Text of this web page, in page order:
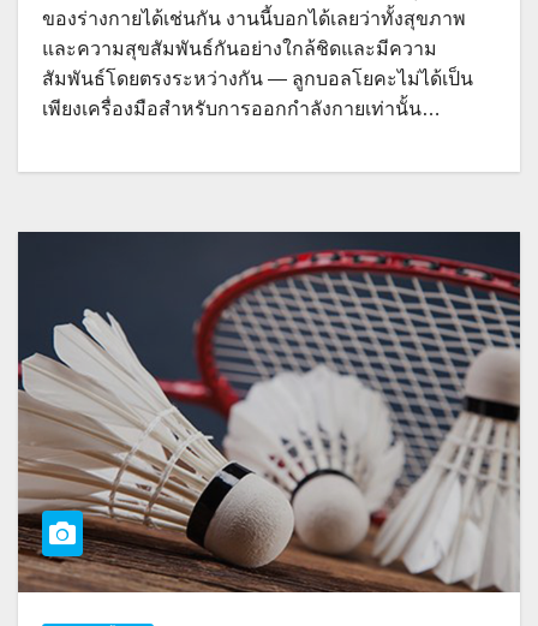
ของร่างกายได้เช่นกัน งานนี้บอกได้เลยว่าทั้งสุขภาพ
และความสุขสัมพันธ์กันอย่างใกล้ชิดและมีความ
สัมพันธ์โดยตรงระหว่างกัน — ลูกบอลโยคะไม่ได้เป็น
เพียงเครื่องมือสำหรับการออกกำลังกายเท่านั้น…